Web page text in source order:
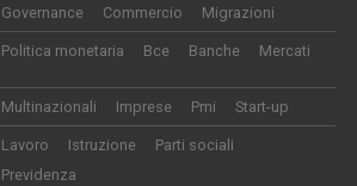
Governance Commercio Migrazioni
Politica monetaria Bce Banche Mercati
Multinazionali Imprese Pmi Start-up
Lavoro Istruzione
Parti sociali
Previdenza